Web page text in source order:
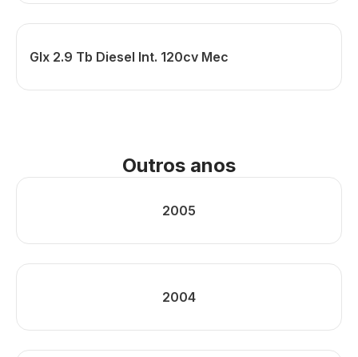
Glx 2.9 Tb Diesel Int. 120cv Mec
Outros anos
2005
2004